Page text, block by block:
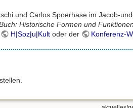
und Carlos Spoerhase im Jacob-
Historische Formen und
H|Soz|u|Kultoder der Konferenz-